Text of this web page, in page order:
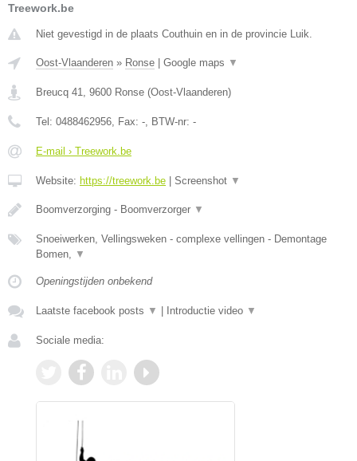
Treework.be
Niet gevestigd in de plaats Couthuin en in de provincie Luik.
Oost-Vlaanderen » Ronse Google maps ▼
Breucq 41 9600 Ronse (Oost-Vlaanderen)
Tel: 0488462956 , Fax: - , BTW-nr: -
E-mail › Treework.be
Website: https://treework.be Screenshot ▼
Boomverzorging - Boomverzorger ▼
Snoeiwerken, Vellingsweken - complexe vellingen - Demontage
Bomen,
▼
Openingstijden onbekend
Laatste facebook posts ▼ Introductie video ▼
Sociale media: